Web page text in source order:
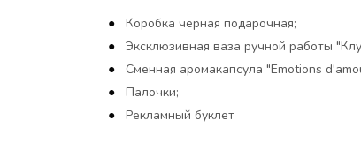
Коробка черная подарочная;
Эксклюзивная ваза ручной работы
Сменная аромакапсула "Emotions
Палочки;
Рекламный буклет